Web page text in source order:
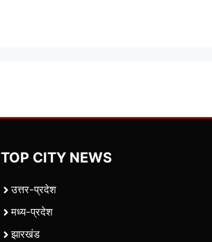
TOP CITY NEWS
उत्तर-प्रदेश
मध्य-प्रदेश
झारखंड